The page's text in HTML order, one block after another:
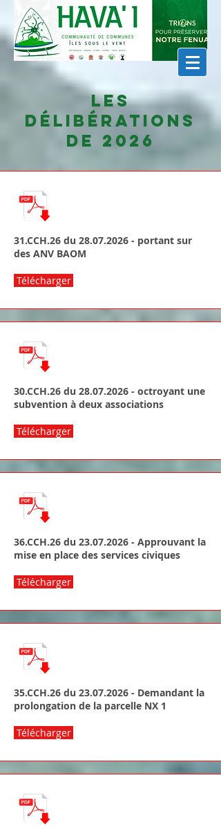
Les
délibérations
de 2026
31.CCH.26 du 28.07.2026 - portant sur
des ANV BAOM
Télécharger
30.CCH.26 du 28.07.2026 - octroyant une
subvention à deux associations
Télécharger
36.CCH.26 du 23.07.2026 - Approuvant la
mise en place des services civiques
Télécharger
35.CCH.26 du 23.07.2026 - Demandant la
prolongation de la parcelle NX 1
Télécharger